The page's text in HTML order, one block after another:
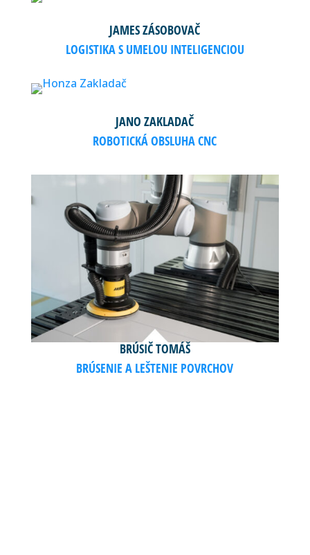
JAMES ZÁSOBOVAČ
LOGISTIKA S UMELOU INTELIGENCIOU
JANO ZAKLADAČ
ROBOTICKÁ OBSLUHA CNC
BRÚSIČ TOMÁŠ
BRÚSENIE A LEŠTENIE POVRCHOV